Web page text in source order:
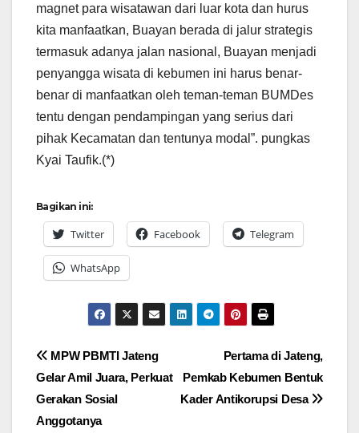
magnet para wisatawan dari luar kota dan hurus
kita manfaatkan, Buayan berada di jalur strategis
termasuk adanya jalan nasional, Buayan menjadi
penyangga wisata di kebumen ini harus benar-
benar di manfaatkan oleh teman-teman BUMDes
tentu dengan pendampingan yang serius dari
pihak Kecamatan dan tentunya modal”. pungkas
Kyai Taufik.(*)
Bagikan ini:
Twitter Facebook Telegram
WhatsApp
Navigasi
pos
Pertama di Jateng,
Pemkab Kebumen Bentuk
Kader Antikorupsi Desa
MPW PBMTI Jateng
Gelar Amil Juara, Perkuat
Gerakan Sosial
Anggotanya